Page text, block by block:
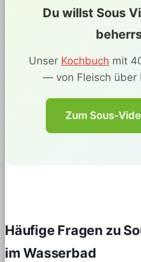
Du willst Sous
Unser Kochbuch mit
— von Fleisch über
Zum Sous-
Häufige Fragen zu
im Wasserbad